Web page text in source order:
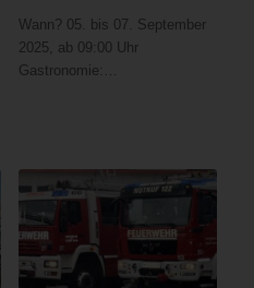
Wann? 05. bis 07. September
2025, ab 09:00 Uhr
Gastronomie:…